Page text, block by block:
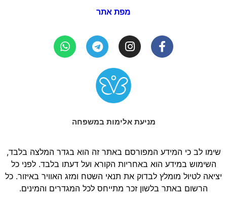
מפת אתר
מניעת אלימות במשפחה
שימו לב כי המידע המפורסם באתר זה הוא בגדר המלצה בלבד,
השימוש במידע הוא באחריות הקורא ועל דעתו בלבד. לפני כל
יציאה לטיול מומלץ לבדוק את תנאי השטח ומזג האוויר באיזור. כל
הרשום באתר בלשון זכר מתייחס לכל המגדרים והמינים.